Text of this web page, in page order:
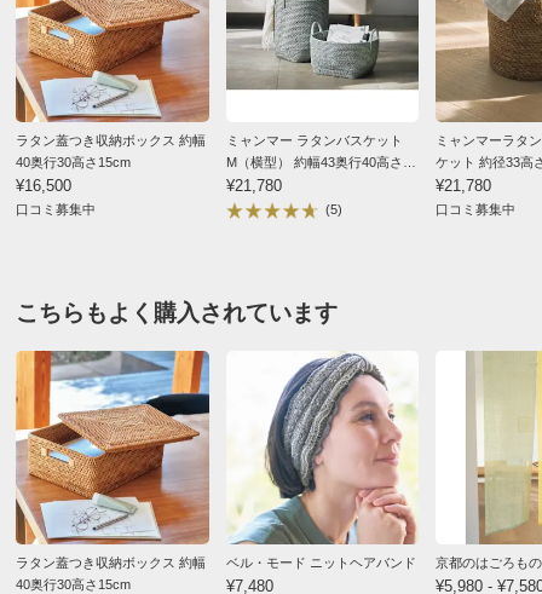
ラタン蓋つき収納ボックス 約幅
40奥行30高さ15cm
¥16,500
口コミ募集中
ミャンマー ラタンバスケット
M（横型） 約幅43奥行40高さ
23cm
¥21,780
(5)
ミャンマーラタ
ケット 約径33高
¥21,780
口コミ募集中
こちらもよく購入されています
ラタン蓋つき収納ボックス 約幅
40奥行30高さ15cm
ベル・モード ニットヘアバンド
¥7,480
京都のはごろも
¥5,980 -